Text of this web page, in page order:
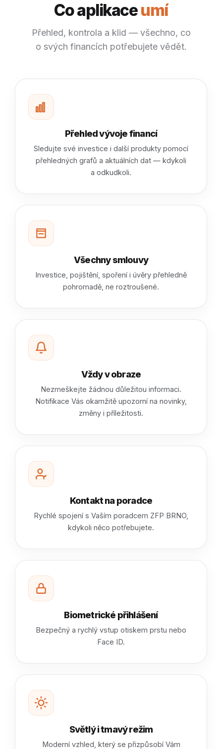
Co aplikaceumí
Přehled, kontrola a klid — všechno, co
o svých financích potřebujete vědět.
Přehled vývoje financí
Sledujte své investice i další produkty pomocí
přehledných grafů a aktuálních dat — kdykoli
a odkudkoli.
Všechny smlouvy
Investice, pojištění, spoření i úvěry přehledně
pohromadě, ne roztroušené.
Vždy v obraze
Nezmeškejte žádnou důležitou informaci.
Notifikace Vás okamžitě upozorní na novinky,
změny i příležitosti.
Kontakt na poradce
Rychlé spojení s Vaším poradcem ZFP BRNO,
kdykoli něco potřebujete.
Biometrické přihlášení
Bezpečný a rychlý vstup otiskem prstu nebo
Face ID.
Světlý i tmavý režim
Moderní vzhled, který se přizpůsobí Vám